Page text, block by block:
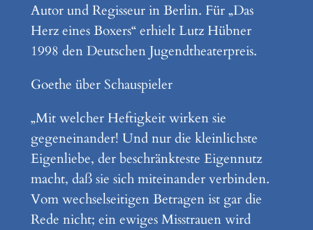
Autor und Regisseur in Berlin. Für „Das
Herz eines Boxers“ erhielt Lutz Hübner
1998 den Deutschen Jugendtheaterpreis.
Goethe über Schauspieler
„Mit welcher Heftigkeit wirken sie
gegeneinander! Und nur die kleinlichste
Eigenliebe, der beschränkteste Eigennutz
macht, daß sie sich miteinander verbinden.
Vom wechselseitigen Betragen ist gar die
Rede nicht; ein ewiges Misstrauen wird